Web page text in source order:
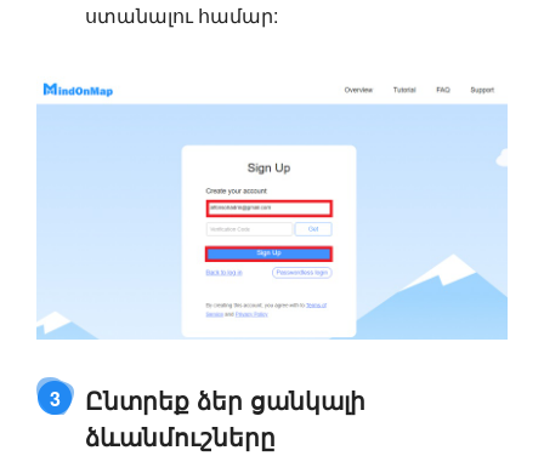
ստանալու համար:
3
Ընտրեք ձեր ցանկալի
ձևանմուշները